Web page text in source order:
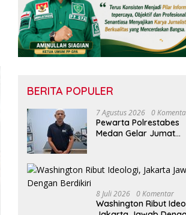
BERITA POPULER
7 Agustus 2026 0
Pewarta Polrestabes
Medan Gelar Jumat
Sinergi Media dan
Kepolisian
8 Juli 2026 0 Komentar
Washington Ribut